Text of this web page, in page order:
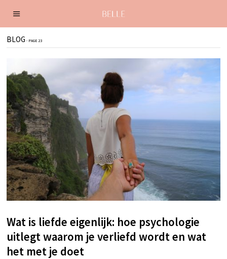
BLOG - PAGE 23
Wat is liefde eigenlijk: hoe psychologie
uitlegt waarom je verliefd wordt en wat
het met je doet